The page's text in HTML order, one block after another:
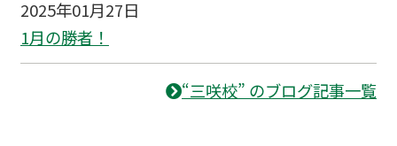
2025年01月27日
1月の勝者！
“三咲校” のブログ記事一覧